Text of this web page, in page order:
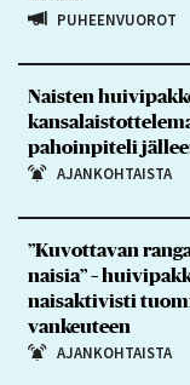
PUHEENVUOROT
Naisten
pahoinpiteli
AJANKOHTAISTA
”Kuvottavan
naisia” –
naisaktivisti
vankeuteen
AJANKOHTAISTA